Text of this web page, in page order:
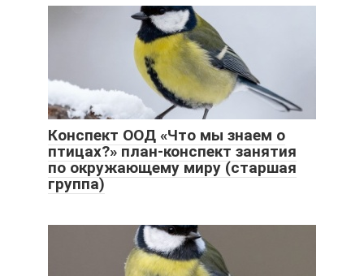
Конспект ООД «Что мы знаем о
птицах?» план-конспект занятия
по окружающему миру (старшая
группа)